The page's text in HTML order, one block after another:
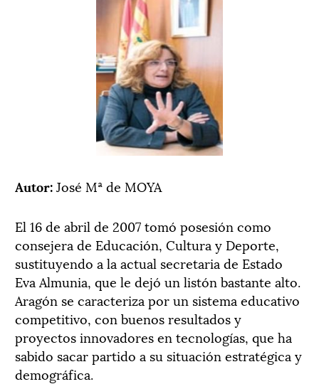
Autor:José Mª de MOYA
El 16 de abril de 2007 tomó posesión como
consejera de Educación, Cultura y Deporte,
sustituyendo a la actual secretaria de Estado
Eva Almunia, que le dejó un listón bastante alto.
Aragón se caracteriza por un sistema educativo
competitivo, con buenos resultados y
proyectos innovadores en tecnologías, que ha
sabido sacar partido a su situación estratégica y
demográfica.